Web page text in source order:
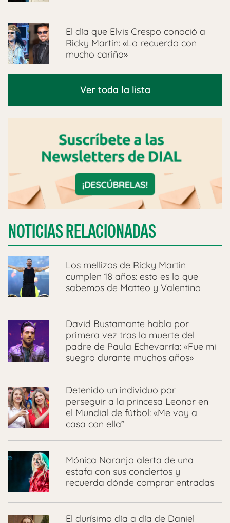
El día que Elvis Crespo conoció a
Ricky Martin: «Lo recuerdo con
mucho cariño»
Ver toda la lista
NOTICIAS RELACIONADAS
Los mellizos de Ricky Martin
cumplen 18 años: esto es lo que
sabemos de Matteo y Valentino
David Bustamante habla por
primera vez tras la muerte del
padre de Paula Echevarría: «Fue mi
suegro durante muchos años»
Detenido un individuo por
perseguir a la princesa Leonor en
el Mundial de fútbol: «Me voy a
casa con ella”
Mónica Naranjo alerta de una
estafa con sus conciertos y
recuerda dónde comprar entradas
El durísimo día a día de Daniel